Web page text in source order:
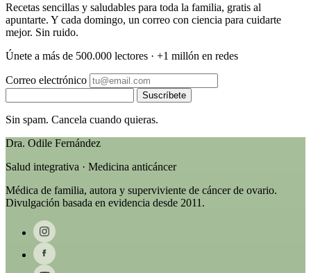
Recetas sencillas y saludables para toda la familia, gratis al
apuntarte. Y cada domingo, un correo con ciencia para cuidarte
mejor. Sin ruido.
Únete a más de 500.000 lectores · +1 millón en redes
Correo electrónico
Suscríbete
Sin spam. Cancela cuando quieras.
Dra. Odile Fernández
Salud integrativa · Medicina anticáncer
Médica de familia, autora y superviviente de cáncer de ovario.
Divulgación basada en evidencia desde 2011.